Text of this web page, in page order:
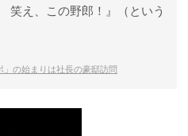
え、この野郎！』（という
の始まりは社長の豪邸訪問